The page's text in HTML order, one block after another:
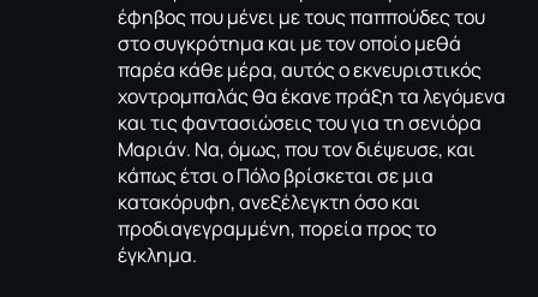
έφηβος που μένει με τους παππούδες του
στο συγκρότημα και με τον οποίο μεθά
παρέα κάθε μέρα, αυτός ο εκνευριστικός
χοντρομπαλάς θα έκανε πράξη τα λεγόμενα
και τις φαντασιώσεις του για τη σενιόρα
Μαριάν. Να, όμως, που τον διέψευσε, και
κάπως έτσι ο Πόλο βρίσκεται σε μια
κατακόρυφη, ανεξέλεγκτη όσο και
προδιαγεγραμμένη, πορεία προς το
έγκλημα.